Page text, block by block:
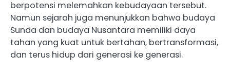
berpotensi melemahkan kebudayaan tersebut.
Namun sejarah juga menunjukkan bahwa budaya
Sunda dan budaya Nusantara memiliki daya
tahan yang kuat untuk bertahan, bertransformasi,
dan terus hidup dari generasi ke generasi.